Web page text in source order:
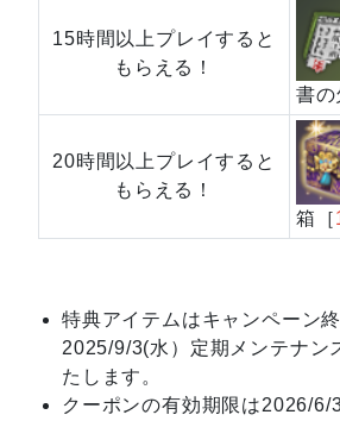
15時間以上プレイすると
もらえる！
書の
20時間以上プレイすると
もらえる！
箱［
特典アイテムはキャンペーン終
2025/9/3(水）定期メンテナン
たします。
クーポンの有効期限は2026/6/